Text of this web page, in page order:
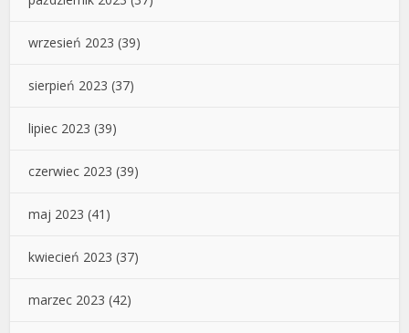
wrzesień 2023 (39)
sierpień 2023 (37)
lipiec 2023 (39)
czerwiec 2023 (39)
maj 2023 (41)
kwiecień 2023 (37)
marzec 2023 (42)